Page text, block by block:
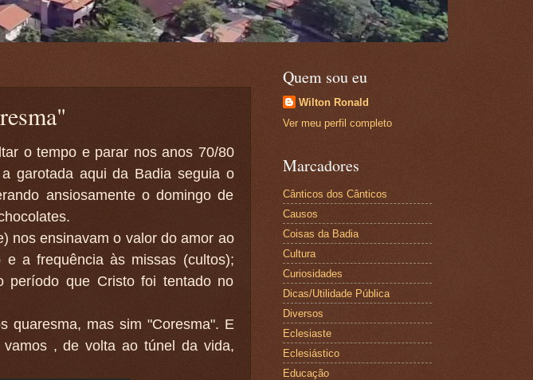
o tempo e parar nos anos 70/80
garotada aqui da Badia seguia o
ansiosamente o domingo de
nos ensinavam o valor do amor ao
e a frequência às missas (cultos);
período que Cristo foi tentado no
quaresma, mas sim "Coresma". E
, de volta ao túnel da vida,
Quem sou eu
Wilton Ronald
Ver meu perfil completo
Marcadores
Cânticos dos Cânticos
Causos
Coisas da Badia
Cultura
Curiosidades
Dicas/Utilidade Pública
Diversos
Eclesiaste
Eclesiástico
Educação